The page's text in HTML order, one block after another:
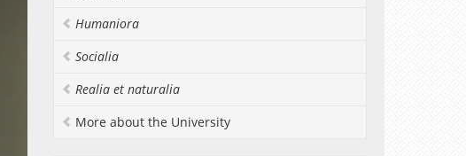
Humaniora
Socialia
Realia et naturalia
More about the University